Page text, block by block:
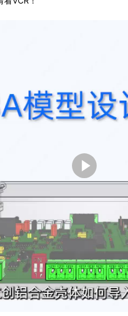
播
放